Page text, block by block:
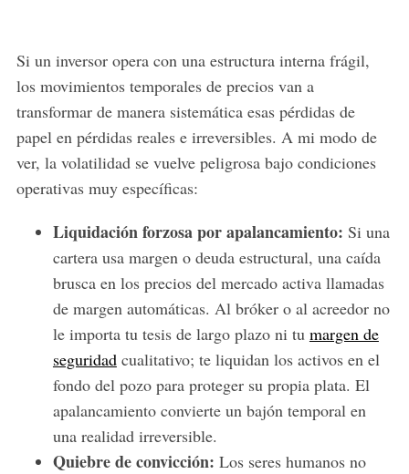
Si un inversor opera con una estructura interna frágil,
los movimientos temporales de precios van a
transformar de manera sistemática esas pérdidas de
papel en pérdidas reales e irreversibles. A mi modo de
ver, la volatilidad se vuelve peligrosa bajo condiciones
operativas muy específicas:
Liquidación forzosa por apalancamiento: Si una
cartera usa margen o deuda estructural, una caída
brusca en los precios del mercado activa llamadas
de margen automáticas. Al bróker o al acreedor no
le importa tu tesis de largo plazo ni tu margen de
seguridadcualitativo; te liquidan los activos en el
fondo del pozo para proteger su propia plata. El
apalancamiento convierte un bajón temporal en
una realidad irreversible.
Quiebre de convicción: Los seres humanos no